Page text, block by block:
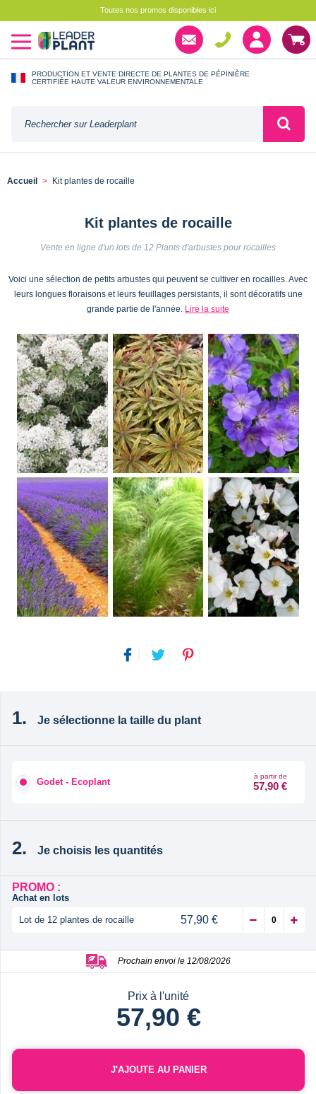
Toutes nos promos disponibles ici
PRODUCTION ET VENTE DIRECTE DE PLANTES DE PÉPINIÈRE
CERTIFIÉE HAUTE VALEUR ENVIRONNEMENTALE
Accueil Kit plantes de rocaille
Kit plantes de rocaille
Vente en ligne d'un lots de 12 Plants d'arbustes pour rocailles
Voici une sélection de petits arbustes qui peuvent se cultiver en rocailles. Avec
leurs longues floraisons et leurs feuillages persistants, il sont décoratifs une
grande partie de l'année. Lire la suite
Je sélectionne la taille du plant
Godet - Ecoplant
à partir de
57,90 €
Je choisis les quantités
PROMO :
Achat en lots
Lot de 12 plantes de rocaille 57,90 €
Prochain envoi le 12/08/2026
Prix à l'unité
57,90 €
J'AJOUTE AU PANIER